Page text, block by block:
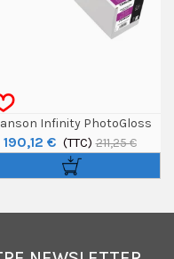
Infinity PhotoGloss
RC Rouleau 24" 270g
/ 30 M
190,12 € (TTC) 211,25 €